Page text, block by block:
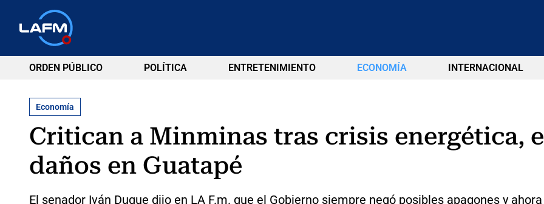
ORDEN PÚBLICO POLÍTICA ENTRETENIMIENTO ECONOMÍA INTERNACIONAL
Economía
Critican a Minminas tras crisis energética,
daños en Guatapé
El senador Iván Duque dijo en LA F.m. que el Gobierno siempre negó posibles apagones y